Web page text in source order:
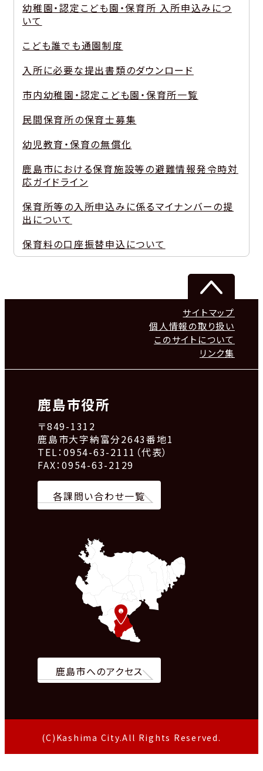
幼稚園・認定こども園・保育所 入所申込みにつ
いて
こども誰でも通園制度
入所に必要な提出書類のダウンロード
市内幼稚園・認定こども園・保育所一覧
民間保育所の保育士募集
幼児教育・保育の無償化
鹿島市における保育施設等の避難情報発令時対
応ガイドライン
保育所等の入所申込みに係るマイナンバーの提
出について
保育料の口座振替申込について
サイトマップ
個人情報の取り扱い
このサイトについて
リンク集
鹿島市役所
〒849-1312
鹿島市大字納富分2643番地1
TEL：0954-63-2111（代表）
FAX：0954-63-2129
各課問い合わせ一覧
鹿島市へのアクセス
(C)Kashima City.All Rights Reserved.